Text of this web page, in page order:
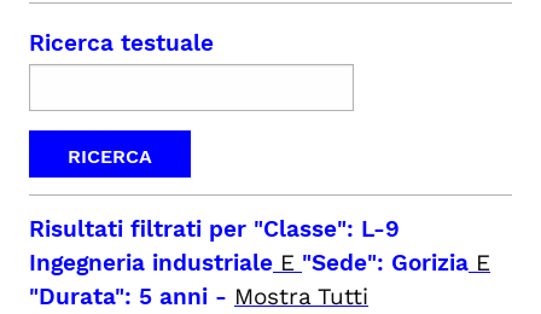
Ricerca testuale
Risultati filtrati per "Classe": L-9
Ingegneria industriale E "Sede": Gorizia E
"Durata": 5 anni - Mostra Tutti